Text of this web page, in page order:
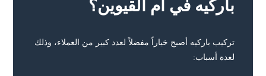
باركيه في أم القيوين؟
تركيب باركيه أصبح خياراً مفضلاً لعدد كبير من العملاء، وذلك
لعدة أسباب: